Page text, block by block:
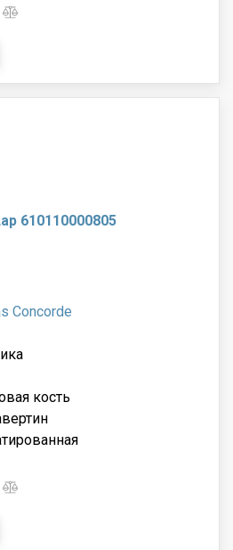
610110000805
Concorde
кость